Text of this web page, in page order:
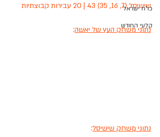
כו"ח ישראל
קלעי החודש
שישיסל (7, 16, 35) 43 | 20 עבירות קבוצתיות
נתוני משחק העץ של יאשה:
נתוני משחק שישיסל: